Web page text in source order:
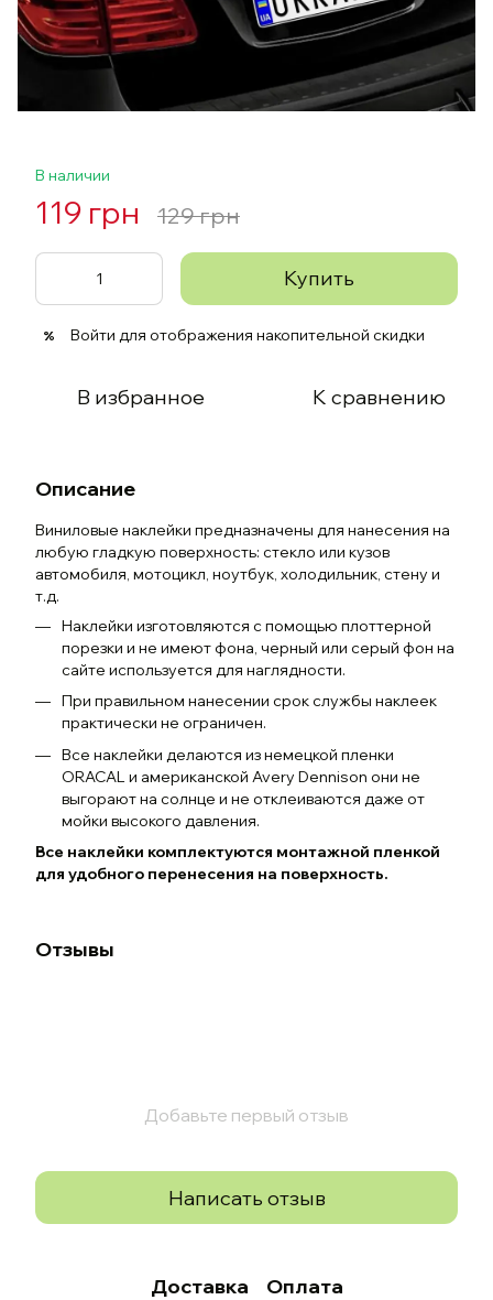
В наличии
119 грн 129 грн
Купить
% Войти для отображения накопительной скидки
В избранное К сравнению
Описание
Виниловые наклейки предназначены для нанесения на
любую гладкую поверхность: стекло или кузов
автомобиля, мотоцикл, ноутбук, холодильник, стену и
т.д.
Наклейки изготовляются с помощью плоттерной
порезки и не имеют фона, черный или серый фон на
сайте используется для наглядности.
При правильном нанесении срок службы наклеек
практически не ограничен.
Все наклейки делаются из немецкой пленки
ORACAL и американской Avery Dennison они не
выгорают на солнце и не отклеиваются даже от
мойки высокого давления.
Все наклейки комплектуются монтажной пленкой
для удобного перенесения на поверхность.
Отзывы
Добавьте первый отзыв
Написать отзыв
Доставка Оплата